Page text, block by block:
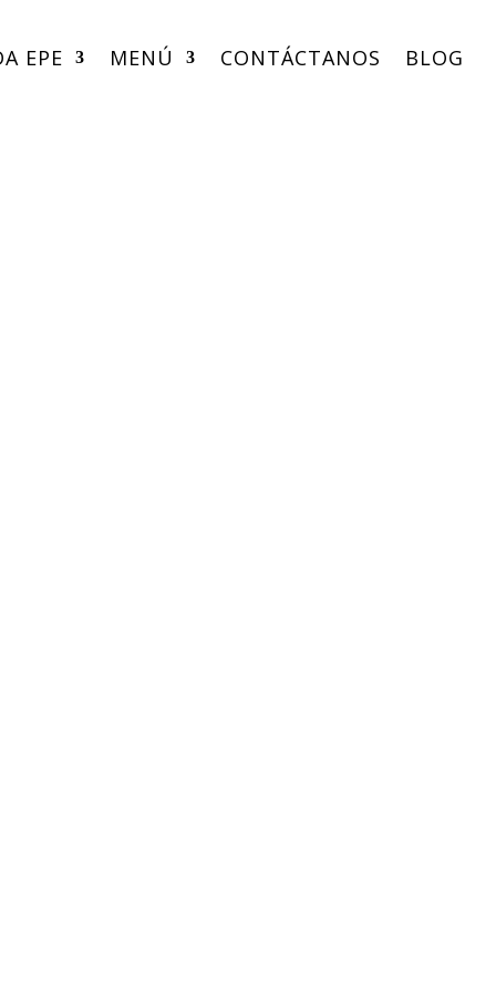
EPE MENÚ CONTÁCTANOS BLOG